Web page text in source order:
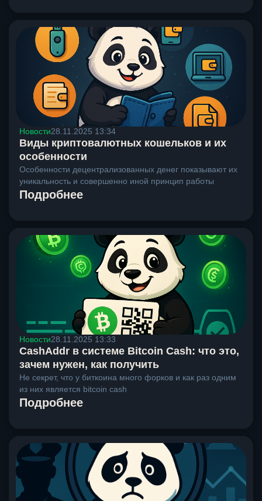
Новости28.11.2025 13:34
Виды криптовалютных кошельков и их
особенности
Особенности децентрализованных денег показывают их
уникальность и совершенно иной принцип работы
Подробнее
Новости28.11.2025 13:33
CashAddr в системе Bitcoin Cash: что это,
зачем нужен, как получить
Не секрет, что у биткоина много форков и как раз одним
из них является bitcoin cash
Подробнее